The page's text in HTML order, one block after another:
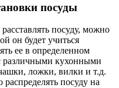
посуды
посуду, можно
он будет учиться
ее в определенном
различными кухонными
ложки, вилки и т.д.
распределять посуду на